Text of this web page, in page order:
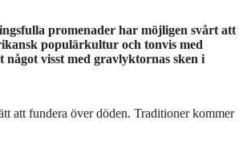
promenader har möjligen svårt att
populärkultur och tonvis med
något visst med gravlyktornas sken i
att fundera över döden. Traditioner kommer